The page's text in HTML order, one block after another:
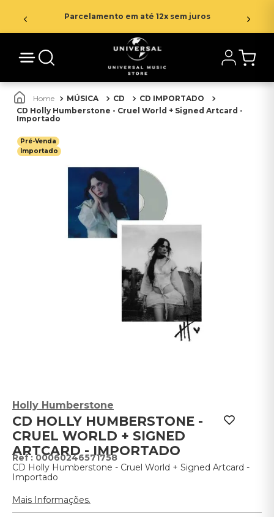
Parcelamento em até 12x sem juros
MÚSICA CD
CD IMPORTADO
CD Holly Humberstone - Cruel World + Signed Artcard -
Importado
Pré-Venda
Importado
Holly Humberstone
CD HOLLY HUMBERSTONE -
CRUEL WORLD + SIGNED
ARTCARD - IMPORTADO
:00060246571758
CD Holly Humberstone - Cruel World + Signed Artcard -
Importado
Mais Informações.